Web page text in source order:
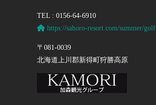
TEL : 0156-64-6910
https://sahoro-resort.com/summer/golf
〒081-0039
北海道上川郡新得町狩勝高原